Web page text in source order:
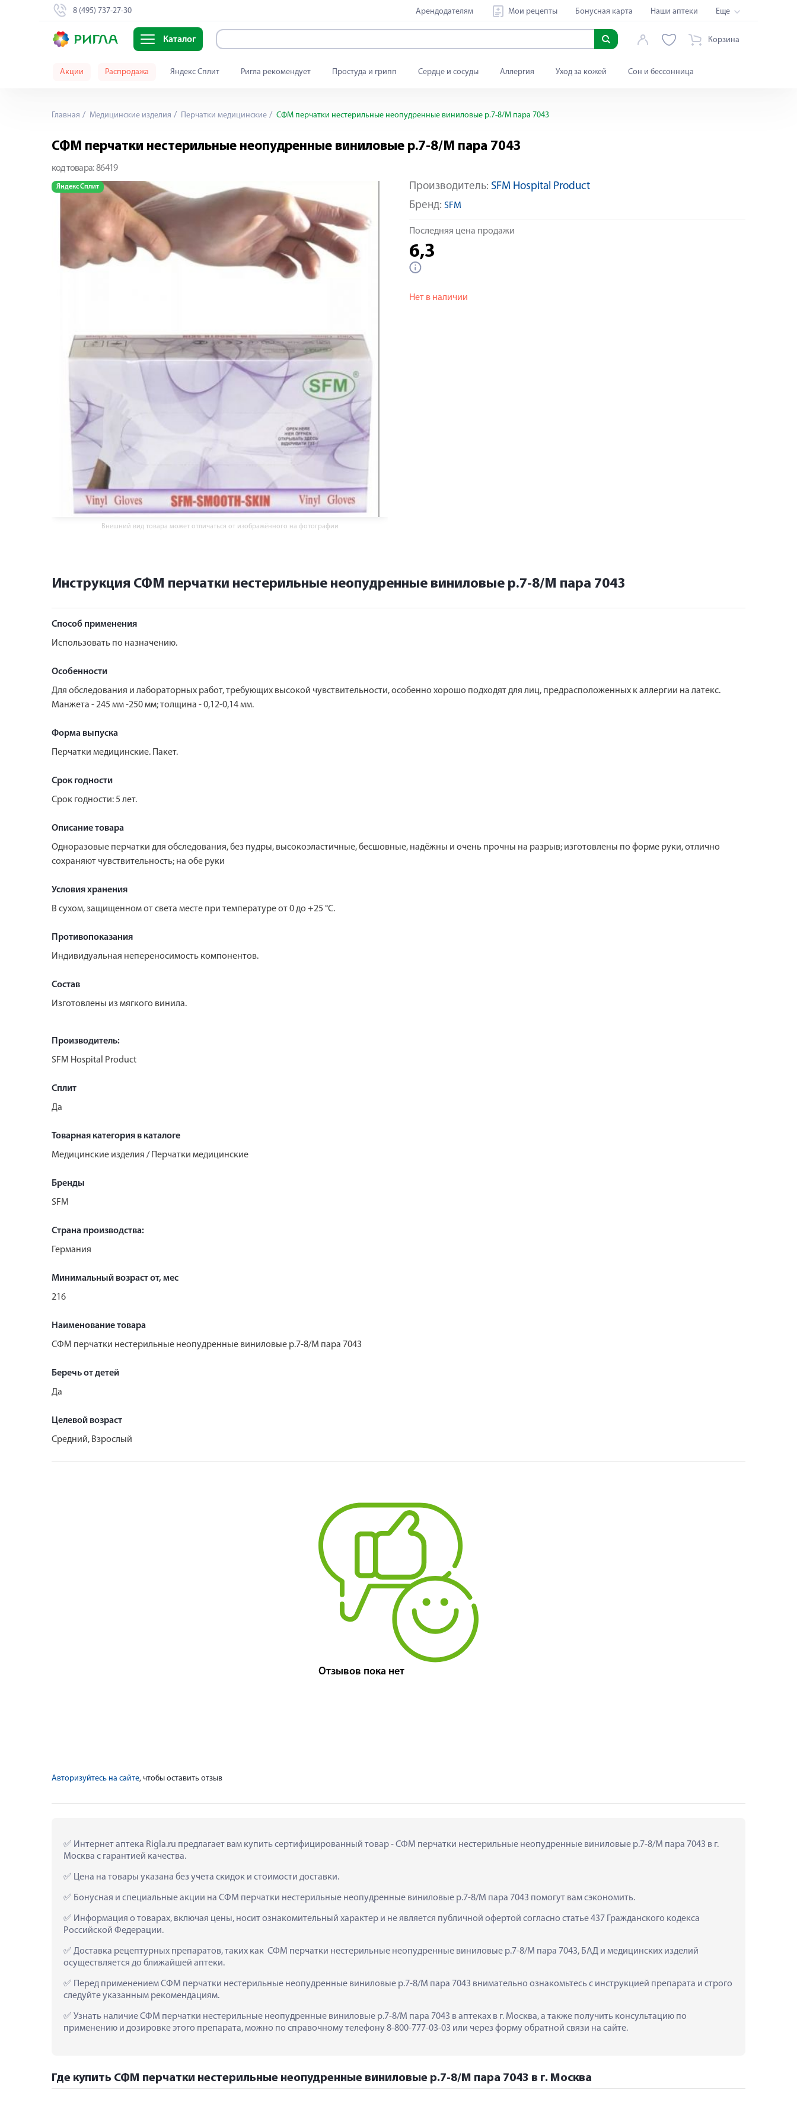
8 (495) 737-27-30 Арендодателям Мои рецепты Бонусная карта Наши аптеки Еще
Каталог Корзина
Акции Распродажа Яндекс Сплит Ригла рекомендует Простуда и грипп Сердце и сосуды Аллергия Уход за кожей Сон и бессонница
Главная Медицинские изделия Перчатки медицинские СФМ перчатки нестерильные неопудренные виниловые р.7-8/M пара 7043
СФМ перчатки нестерильные неопудренные виниловые р.7-8/M пара 7043
код товара: 86419
Яндекс Сплит
Внешний вид товара может отличаться от изображённого на фотографии
Производитель: SFM Hospital Product
Бренд: SFM
Последняя цена продажи
6,3
Нет в наличии
Инструкция СФМ перчатки нестерильные неопудренные виниловые р.7-8/M пара 7043
Способ применения
Использовать по назначению.
Особенности
Для обследования и лабораторных работ, требующих высокой чувствительности, особенно хорошо подходят для лиц, предрасположенных к аллергии на латекс.
Манжета - 245 мм -250 мм; толщина - 0,12-0,14 мм.
Форма выпуска
Перчатки медицинские. Пакет.
Срок годности
Срок годности: 5 лет.
Описание товара
Одноразовые перчатки для обследования, без пудры, высокоэластичные, бесшовные, надёжны и очень прочны на разрыв; изготовлены по форме руки, отлично
сохраняют чувствительность; на обе руки
Условия хранения
В сухом, защищенном от света месте при температуре от 0 до +25 °C.
Противопоказания
Индивидуальная непереносимость компонентов.
Состав
Изготовлены из мягкого винила.
Производитель:
SFM Hospital Product
Сплит
Да
Товарная категория в каталоге
Медицинские изделия / Перчатки медицинские
Бренды
SFM
Страна производства:
Германия
Минимальный возраст от, мес
216
Наименование товара
СФМ перчатки нестерильные неопудренные виниловые р.7-8/M пара 7043
Беречь от детей
Да
Целевой возраст
Средний, Взрослый
Отзывов пока нет
Авторизуйтесь на сайте, чтобы оставить отзыв
Интернет аптека Rigla.ru предлагает вам купить сертифицированный товар - СФМ перчатки нестерильные неопудренные виниловые р.7-8/M пара 7043 в г.
Москва с гарантией качества.
Цена на товары указана без учета скидок и стоимости доставки.
Бонусная и специальные акции на СФМ перчатки нестерильные неопудренные виниловые р.7-8/M пара 7043 помогут вам сэкономить.
Информация о товарах, включая цены, носит ознакомительный характер и не является публичной офертой согласно статье 437 Гражданского кодекса
Российской Федерации.
Доставка рецептурных препаратов, таких как  СФМ перчатки нестерильные неопудренные виниловые р.7-8/M пара 7043, БАД и медицинских изделий
осуществляется до ближайшей аптеки.
Перед применением СФМ перчатки нестерильные неопудренные виниловые р.7-8/M пара 7043 внимательно ознакомьтесь с инструкцией препарата и строго
следуйте указанным рекомендациям.
Узнать наличие СФМ перчатки нестерильные неопудренные виниловые р.7-8/M пара 7043 в аптеках в г. Москва, а также получить консультацию по
применению и дозировке этого препарата, можно по справочному телефону 8-800-777-03-03 или через форму обратной связи на сайте.
Где купить СФМ перчатки нестерильные неопудренные виниловые р.7-8/M пара 7043 в г. Москва